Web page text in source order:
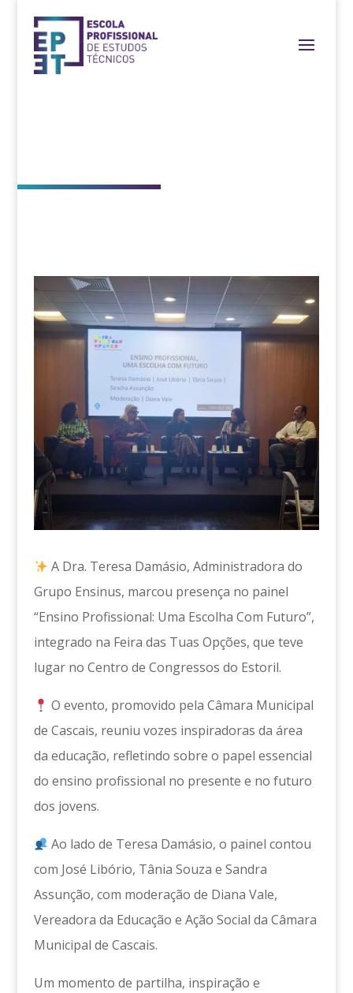
A Dra. Teresa Damásio, Administradora do
Grupo Ensinus, marcou presença no painel
“Ensino Profissional: Uma Escolha Com Futuro”,
integrado na Feira das Tuas Opções, que teve
lugar no Centro de Congressos do Estoril.
O evento, promovido pela Câmara Municipal
de Cascais, reuniu vozes inspiradoras da área
da educação, refletindo sobre o papel essencial
do ensino profissional no presente e no futuro
dos jovens.
Ao lado de Teresa Damásio, o painel contou
com José Libório, Tânia Souza e Sandra
Assunção, com moderação de Diana Vale,
Vereadora da Educação e Ação Social da Câmara
Municipal de Cascais.
Um momento de partilha, inspiração e